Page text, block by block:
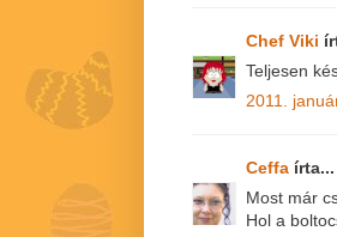
Chef Viki
Teljesen
2011.
Ceffa írta...
Most már
Hol a